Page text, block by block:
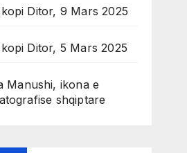
Ditor, 9 Mars 2025
Ditor, 5 Mars 2025
Manushi, ikona e
shqiptare